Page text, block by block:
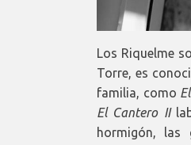
Los Riquelme
Torre, es
familia, como
El Cantero II
hormigón, las